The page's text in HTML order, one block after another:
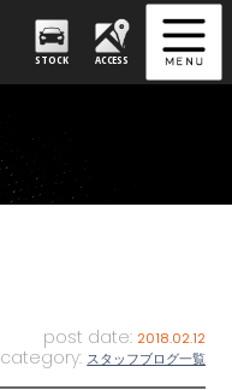
STOCK ACCESS
post date: 2018.02.12
category: スタッフブログ一覧